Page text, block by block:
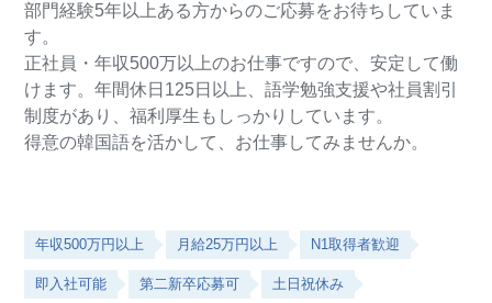
部門経験5年以上ある方からのご応募をお待ちしていま
す。
正社員・年収500万以上のお仕事ですので、安定して働
けます。年間休日125日以上、語学勉強支援や社員割引
制度があり、福利厚生もしっかりしています。
得意の韓国語を活かして、お仕事してみませんか。
年収500万円以上 月給25万円以上 N1取得者歓迎
即入社可能 第二新卒応募可 土日祝休み